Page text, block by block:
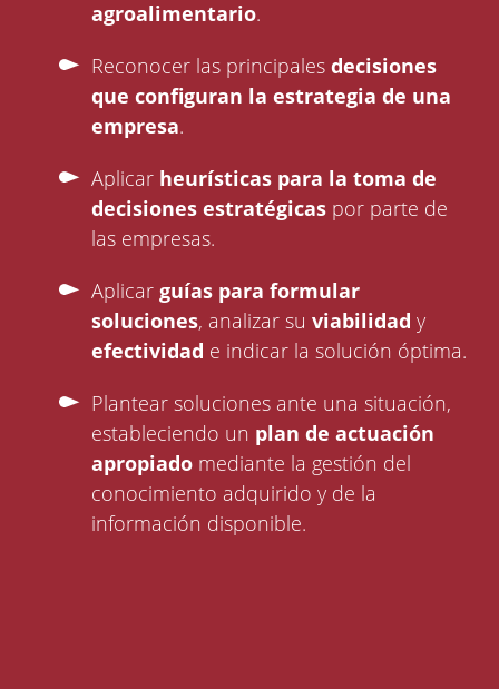
agroalimentario.
Reconocer las principalesdecisiones
que configuran la estrategia de una
empresa.
Aplicar heurísticas para la toma de
decisiones estratégicas por parte de
las empresas.
Aplicarguías para formular
soluciones, analizar suviabilidady
efectividad e indicar la solución óptima.
Plantear soluciones ante una situación,
estableciendo un plan de actuación
apropiado mediante la gestión del
conocimiento adquirido y de la
información disponible.